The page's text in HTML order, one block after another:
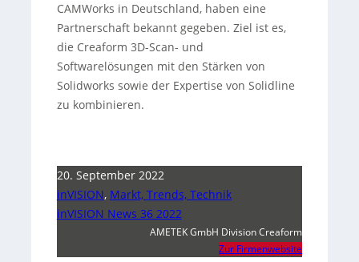
CAMWorks in Deutschland, haben eine
Partnerschaft bekannt gegeben. Ziel ist es,
die Creaform 3D-Scan- und
Softwarelösungen mit den Stärken von
Solidworks sowie der Expertise von Solidline
zu kombinieren.
20. September 2022
inVISION, Markt, Trends, Technik
inVISION News 36 2022
AMETEK GmbH Division Creaform
Zur Firmenwebsite